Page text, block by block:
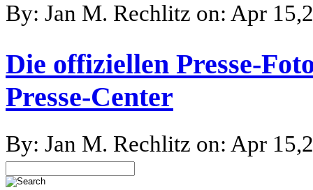
By: Jan M. Rechlitz on: Apr
Die offiziellen Presse-
Presse-Center
By: Jan M. Rechlitz on: Apr